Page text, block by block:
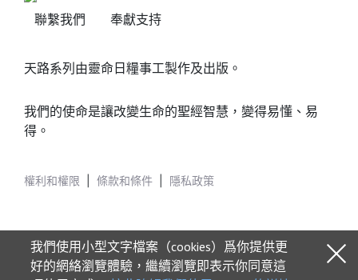
聯繫我們 奉獻支持
天路系列由靈命日糧事工製作及出版。
我們的使命是讓改變生命的聖經智慧，變得易懂、易
得。
權利和權限 條款和條件 隱私政策
我們使用小型文字檔案（cookies）爲你提供更
好的網絡瀏覽體驗，繼續瀏覽即表示你同意這